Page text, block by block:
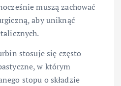
muszą zachować
aby uniknąć
stosuje się często
w którym
stopu o składzie